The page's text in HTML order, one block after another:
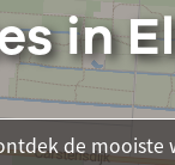
in
de